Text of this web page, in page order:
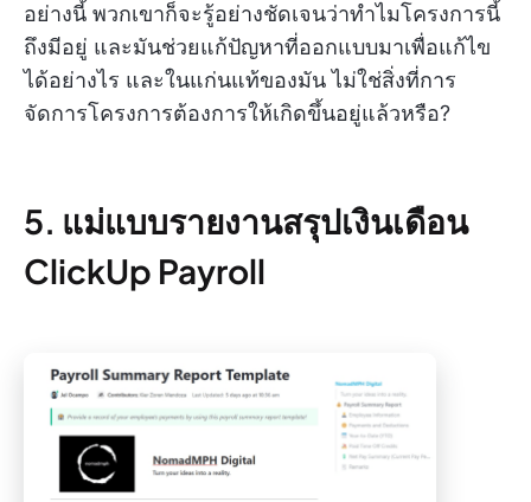
อย่างนี้ พวกเขาก็จะรู้อย่างชัดเจนว่าทำไมโครงการนี้
ถึงมีอยู่ และมันช่วยแก้ปัญหาที่ออกแบบมาเพื่อแก้ไข
ได้อย่างไร และในแก่นแท้ของมัน ไม่ใช่สิ่งที่การ
จัดการโครงการต้องการให้เกิดขึ้นอยู่แล้วหรือ?
5. แม่แบบรายงานสรุปเงินเดือน
ClickUp Payroll